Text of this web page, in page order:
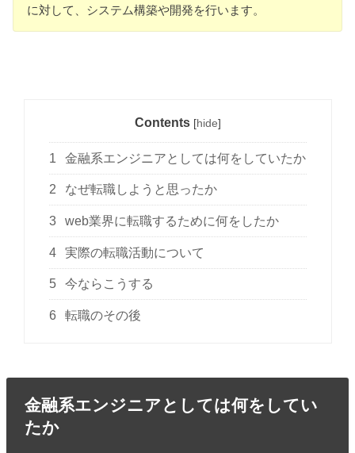
に対して、システム構築や開発を行います。
Contents [hide]
1 金融系エンジニアとしては何をしていたか
2 なぜ転職しようと思ったか
3 web業界に転職するために何をしたか
4 実際の転職活動について
5 今ならこうする
6 転職のその後
金融系エンジニアとしては何をしてい
たか